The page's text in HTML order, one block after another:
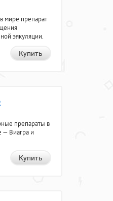
мире препарат
эякуляции.
Купить
препараты в
— Виагра и
Купить